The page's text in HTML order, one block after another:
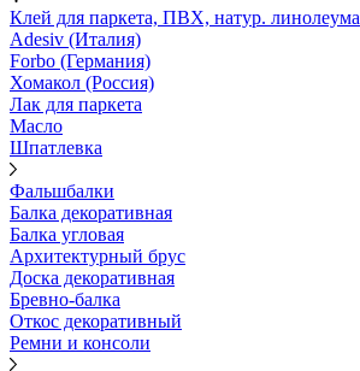
Клей для паркета, ПВХ, натур. линолеума
Adesiv (Италия)
Forbo (Германия)
Хомакол (Россия)
Лак для паркета
Масло
Шпатлевка
Фальшбалки
Балка декоративная
Балка угловая
Архитектурный брус
Доска декоративная
Бревно-балка
Откос декоративный
Ремни и консоли